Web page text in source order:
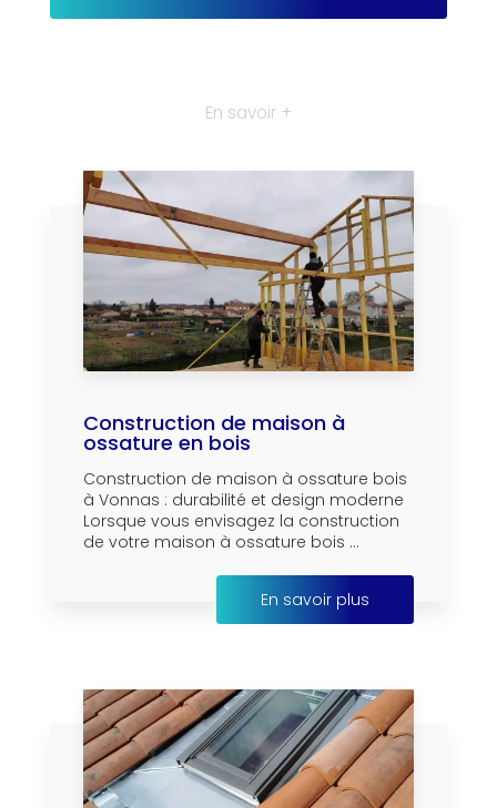
En savoir +
Construction de maison à
ossature en bois
Construction de maison à ossature bois
à Vonnas : durabilité et design moderne
Lorsque vous envisagez la construction
de votre maison à ossature bois ...
En savoir plus